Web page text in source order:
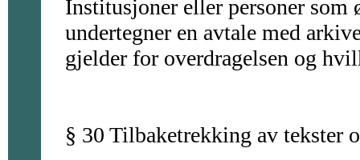
Institusjoner eller personer
undertegner en avtale med
gjelder for overdragelsen og
§ 30 Tilbaketrekking av tekster